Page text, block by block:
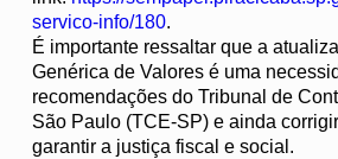
servico-info/180.
É importante ressaltar que a
Genérica de Valores é uma
recomendações do Tribunal de
São Paulo (TCE-SP) e ainda
garantir a justiça fiscal e social.